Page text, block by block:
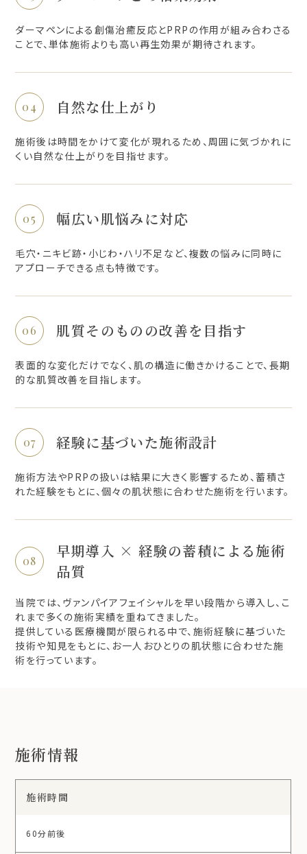
ダーマペンによる創傷治癒反応とPRPの作用が組み合わさる
ことで、単体施術よりも高い再生効果が期待されます。
自然な仕上がり
施術後は時間をかけて変化が現れるため、周囲に気づかれに
くい自然な仕上がりを目指せます。
幅広い肌悩みに対応
毛穴・ニキビ跡・小じわ・ハリ不足など、複数の悩みに同時に
アプローチできる点も特徴です。
肌質そのものの改善を目指す
表面的な変化だけでなく、肌の構造に働きかけることで、長期
的な肌質改善を目指します。
経験に基づいた施術設計
施術方法やPRPの扱いは結果に大きく影響するため、蓄積さ
れた経験をもとに、個々の肌状態に合わせた施術を行います。
早期導入 × 経験の蓄積による施術
品質
当院では、ヴァンパイアフェイシャルを早い段階から導入し、こ
れまで多くの施術実績を重ねてきました。
提供している医療機関が限られる中で、施術経験に基づいた
技術や知見をもとに、お一人おひとりの肌状態に合わせた施
術を行っています。
施術情報
施術時間
60分前後